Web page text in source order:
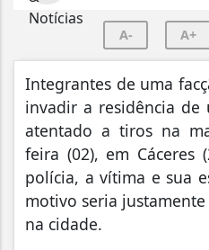
A- A+
Integrantes de uma
invadir a residência
atentado a tiros na
feira (02), em Cáceres
polícia, a vítima e sua
motivo seria
na cidade.